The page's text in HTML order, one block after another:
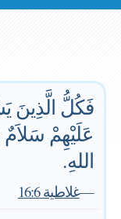
فَكُلُّ الَّذِينَ
عَلَيْهِمْ
اللهِ.
—غلاطية 16:6